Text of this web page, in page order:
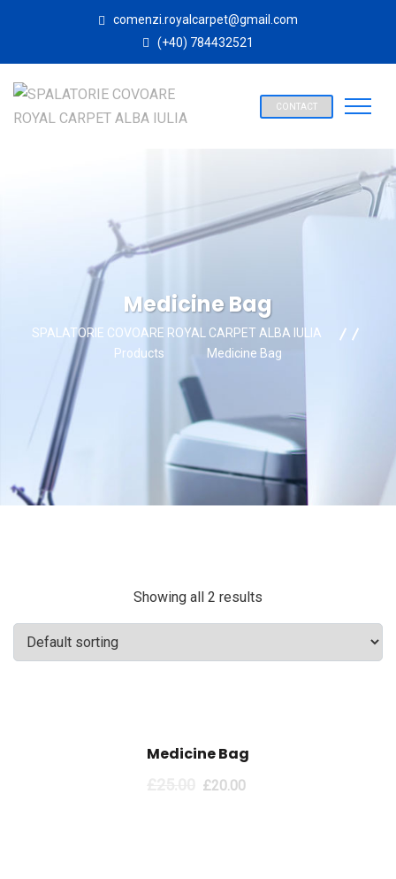
comenzi.royalcarpet@gmail.com
(+40) 784432521
CONTACT
Medicine Bag
SPALATORIE COVOARE ROYAL CARPET ALBA IULIA
Products
Medicine Bag
Showing all 2 results
Medicine Bag
£20.00